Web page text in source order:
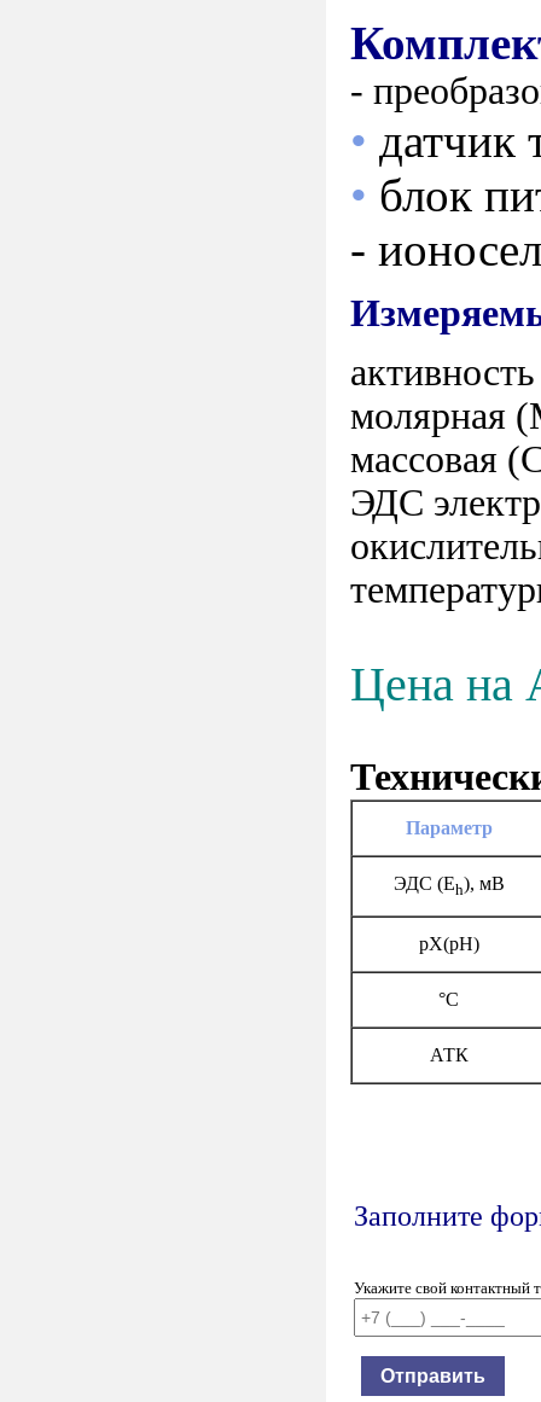
-
• датчик
• блок
-
молярная
массовая
ЭДС
Цена на
Параметр
ЭДС (Eh), мВ
рХ(рН)
°C
АТК
Заполните
Укажите свой контактный